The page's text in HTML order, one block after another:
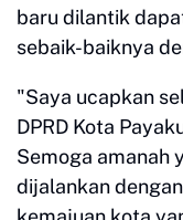
baru dilantik
sebaik-baiknya
"Saya ucapkan
DPRD Kota
Semoga amanah
dijalankan